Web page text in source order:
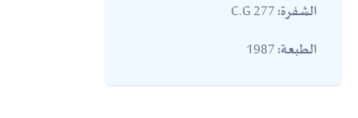
الشفرة:
الطبعة: